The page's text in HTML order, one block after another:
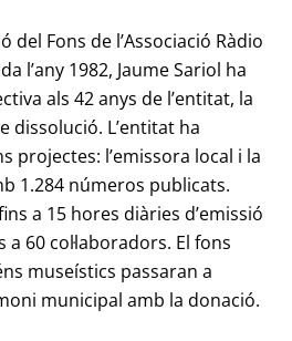
del Fons de l’Associació Ràdio
l’any 1982, Jaume Sariol ha
als 42 anys de l’entitat, la
dissolució. L’entitat ha
projectes: l’emissora local i la
1.284 números publicats.
a 15 hores diàries d’emissió
60 col·laboradors. El fons
museístics passaran a
municipal amb la donació.